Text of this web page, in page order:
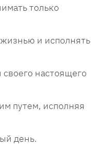
только
и исполнять
настоящего
путем, исполняя
день.